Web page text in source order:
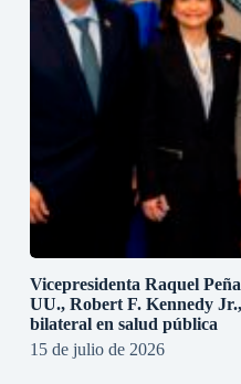
Vicepresidenta Raquel
UU., Robert F. Kennedy
bilateral en salud pública
15 de julio de 2026